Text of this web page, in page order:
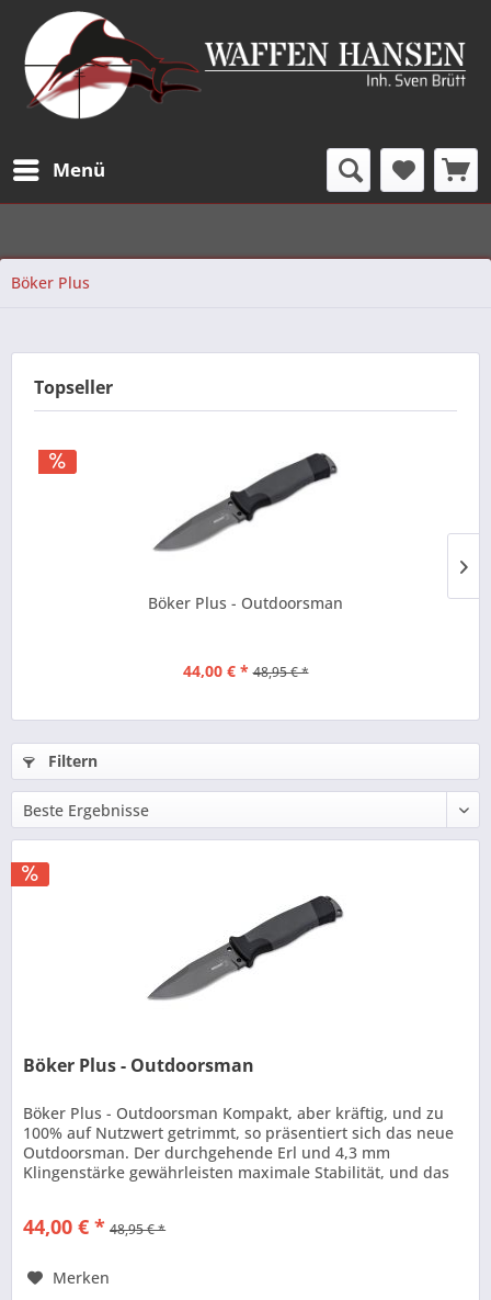
Menü
Böker Plus
Topseller
Böker Plus - Outdoorsman
44,00 € * 48,95 € *
Filtern
Böker Plus - Outdoorsman
Böker Plus - Outdoorsman Kompakt, aber kräftig, und zu
100% auf Nutzwert getrimmt, so präsentiert sich das neue
Outdoorsman. Der durchgehende Erl und 4,3 mm
Klingenstärke gewährleisten maximale Stabilität, und das
44,00 € * 48,95 € *
Merken